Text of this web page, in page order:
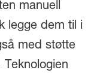
manuell
legge dem til i
med støtte